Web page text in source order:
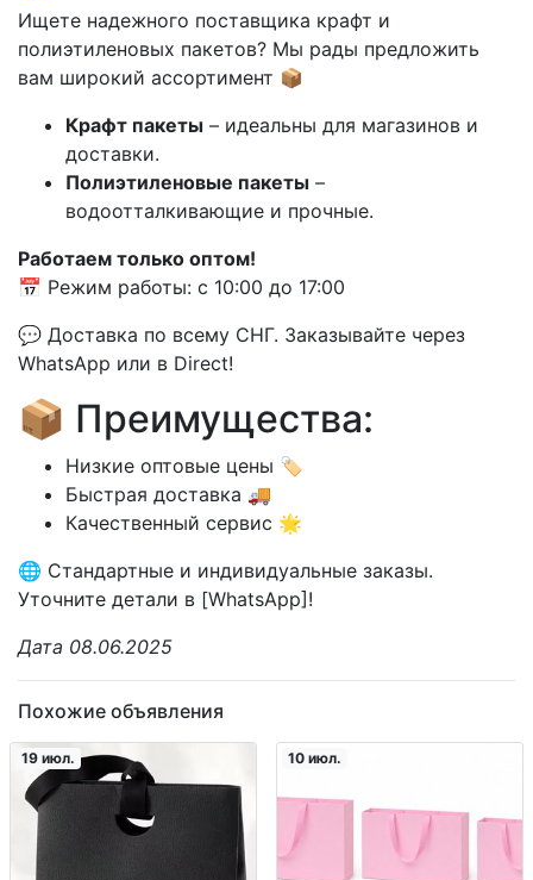
Ищете надежного поставщика крафт и
полиэтиленовых пакетов? Мы рады предложить
вам широкий ассортимент 📦
Крафт пакеты – идеальны для магазинов и
доставки.
Полиэтиленовые пакеты –
водоотталкивающие и прочные.
Работаем только оптом!
📅 Режим работы: с 10:00 до 17:00
💬 Доставка по всему СНГ. Заказывайте через
WhatsApp или в Direct!
📦 Преимущества:
Низкие оптовые цены 🏷️
Быстрая доставка 🚚
Качественный сервис 🌟
🌐 Стандартные и индивидуальные заказы.
Уточните детали в [WhatsApp]!
Дата 08.06.2025
Похожие объявления
19 июл. 10 июл.